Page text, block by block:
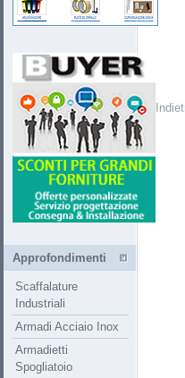
Approfondimenti
Scaffalature
Industriali
Armadi Acciaio Inox
Armadietti
Spogliatoio